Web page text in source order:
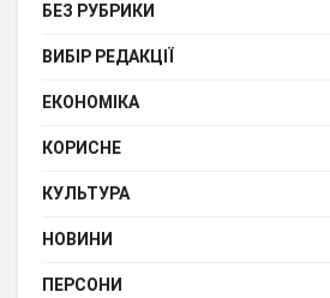
БЕЗ РУБРИКИ
ВИБІР РЕДАКЦІЇ
ЕКОНОМІКА
КОРИСНЕ
КУЛЬТУРА
НОВИНИ
ПЕРСОНИ